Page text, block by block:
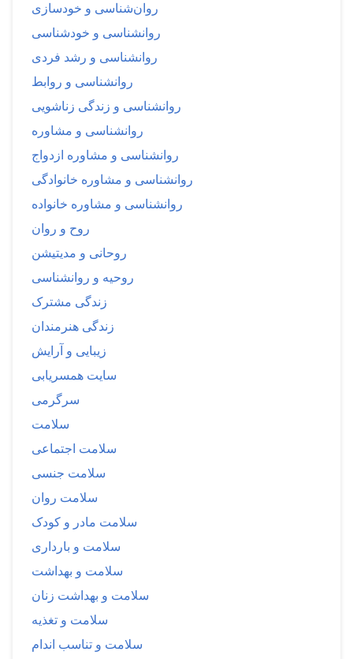
روان‌شناسی و خودسازی
روانشناسی و خودشناسی
روانشناسی و رشد فردی
روانشناسی و روابط
روانشناسی و زندگی زناشویی
روانشناسی و مشاوره
روانشناسی و مشاوره ازدواج
روانشناسی و مشاوره خانوادگی
روانشناسی و مشاوره خانواده
روح و روان
روحانی و مدیتیشن
روحیه و روانشناسی
زندگی مشترک
زندگی هنرمندان
زیبایی و آرایش
سایت همسریابی
سرگرمی
سلامت
سلامت اجتماعی
سلامت جنسی
سلامت روان
سلامت مادر و کودک
سلامت و بارداری
سلامت و بهداشت
سلامت و بهداشت زنان
سلامت و تغذیه
سلامت و تناسب اندام